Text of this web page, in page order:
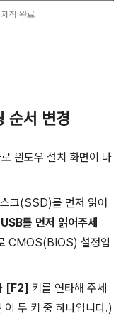
작 완료
순서 변경
윈도우 설치 화면이 나
크(SSD)를 먼저 읽어
를 먼저 읽어주세
CMOS(BIOS) 설정입
[F2] 키를 연타해 주세
두 키 중 하나입니다.)